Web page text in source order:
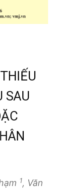
SAU
1, Văn